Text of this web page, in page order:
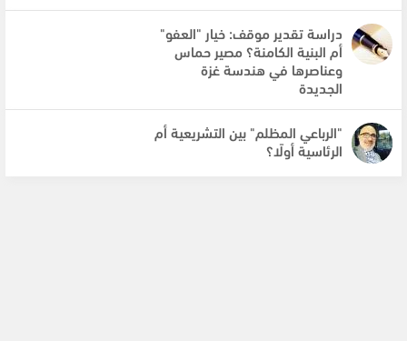
دراسة تقدير موقف: خيار "العفو"
أم البنية الكامنة؟ مصير حماس
وعناصرها في هندسة غزة
الجديدة
"الرباعي المظلم" بين التشريعية أم
الرئاسية أولًا؟